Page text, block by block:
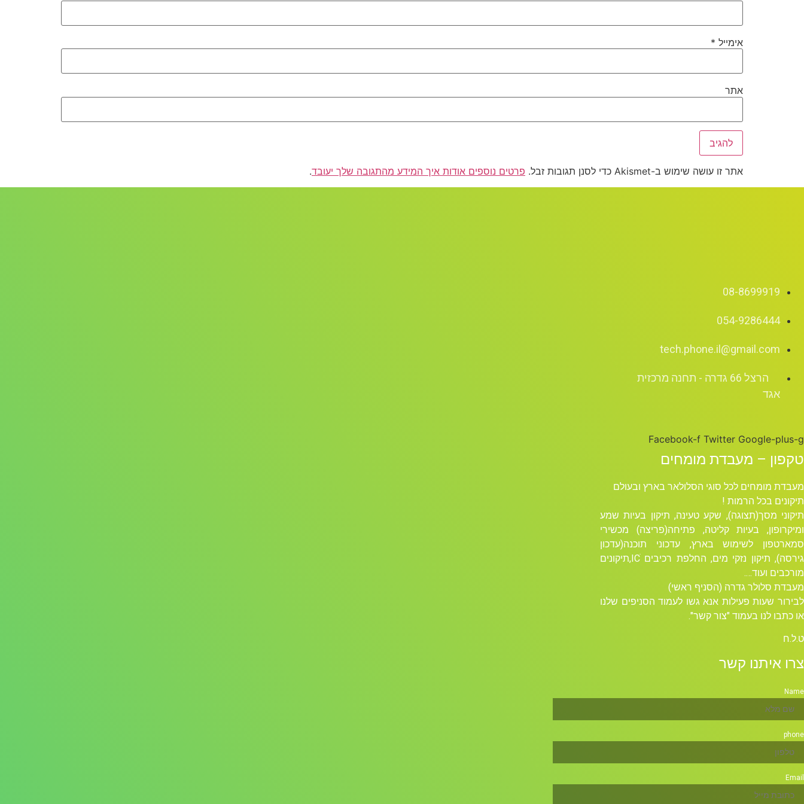
אימייל *
אתר
אתר זו עושה שימוש ב-Akismet כדי לסנן תגובות זבל. פרטים נוספים אודות איך המידע מהתגובה שלך יעובד.
08-8699919
054-9286444
tech.phone.il@gmail.com
הרצל 66 גדרה - תחנה מרכזית
אגד
Facebook-f Twitter Google-plus-g
טקפון – מעבדת מומחים
מעבדת מומחים לכל סוגי הסלולאר בארץ ובעולם
תיקונים בכל הרמות !
תיקוני מסך(תצוגה), שקע טעינה, תיקון בעיות שמע
ומיקרופון, בעיות קליטה, פתיחה(פריצה) מכשירי
סמארטפון לשימוש בארץ, עדכוני תוכנה(עדכון
גירסה), תיקון נזקי מים, החלפת רכיבים ICׁ,תיקונים
מורכבים ועוד….
מעבדת סלולר גדרה (הסניף ראשי)
לבירור שעות פעילות אנא גשו לעמוד הסניפים שלנו
או כתבו לנו בעמוד "צור קשר".
ט.ל.ח
צרו איתנו קשר
Name
phone
Email